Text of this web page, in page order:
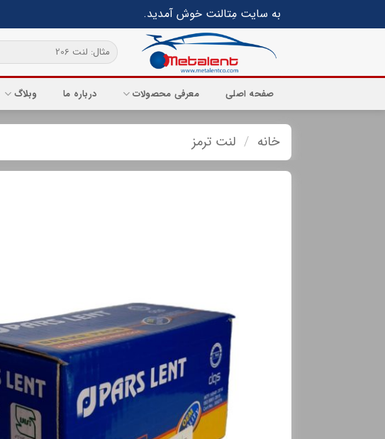
to
به سایت مِتالنت خوش آمدید.
جستجو
برای:
صفحه اصلی معرفی محصولات درباره ما وبلاگ
خانه / لنت ترمز